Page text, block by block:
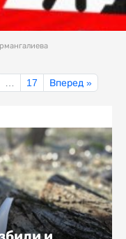
… 17 Вперед »